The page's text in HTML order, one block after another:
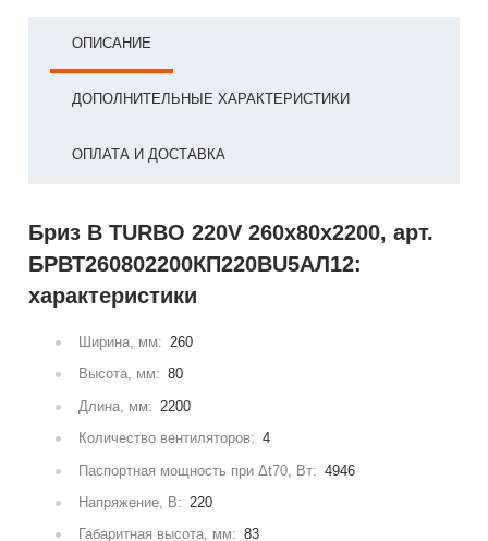
ОПИСАНИЕ
ДОПОЛНИТЕЛЬНЫЕ ХАРАКТЕРИСТИКИ
ОПЛАТА И ДОСТАВКА
Бриз В TURBO 220V 260х80х2200, арт.
БРВТ260802200КП220ВU5АЛ12:
характеристики
Ширина, мм: 260
Высота, мм: 80
Длина, мм: 2200
Количество вентиляторов: 4
Паспортная мощность при Δt70, Вт: 4946
Напряжение, В: 220
Габаритная высота, мм: 83